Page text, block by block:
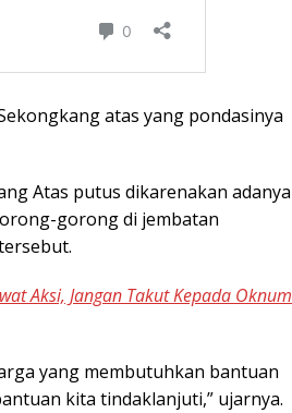
atas yang pondasinya
Atas putus dikarenakan adanya
gorong di jembatan
Aksi, Jangan Takut Kepada Oknum
yang membutuhkan bantuan
kita tindaklanjuti,” ujarnya.